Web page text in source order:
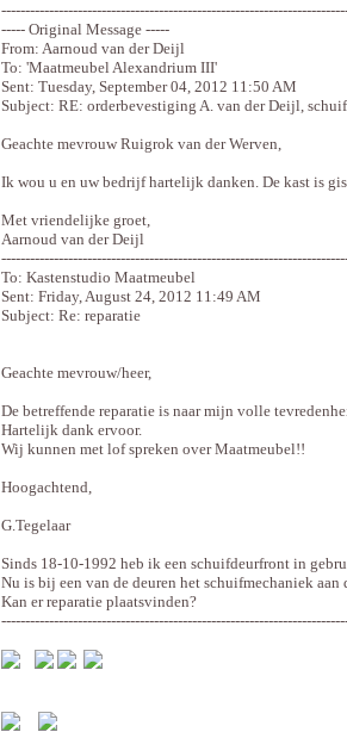
----- Original Message -----
From: Aarnoud van der Deijl
To: 'Maatmeubel Alexandrium III'
Sent: Tuesday, September 04, 2012 11:50 AM
Subject: RE: orderbevestiging A. van der Deijl,
Geachte mevrouw Ruigrok van der Werven,
Ik wou u en uw bedrijf hartelijk danken. De kast is
Met vriendelijke groet,
Aarnoud van der Deijl
To: Kastenstudio Maatmeubel
Sent: Friday, August 24, 2012 11:49 AM
Subject: Re: reparatie
Geachte mevrouw/heer,
De betreffende reparatie is naar mijn volle
Hartelijk dank ervoor.
Wij kunnen met lof spreken over Maatmeubel!!
Hoogachtend,
G.Tegelaar
Sinds 18-10-1992 heb ik een schuifdeurfront in
Nu is bij een van de deuren het schuifmechaniek aan
Kan er reparatie plaatsvinden?